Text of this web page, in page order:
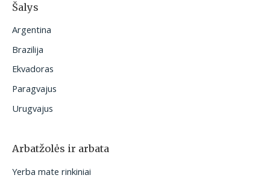
Šalys
Argentina
Brazilija
Ekvadoras
Paragvajus
Urugvajus
Arbatžolės ir arbata
Yerba mate rinkiniai